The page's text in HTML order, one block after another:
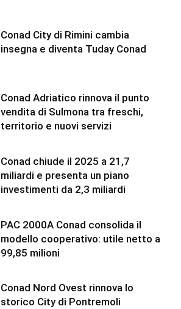
Conad City di Rimini cambia
insegna e diventa Tuday Conad
Conad Adriatico rinnova il punto
vendita di Sulmona tra freschi,
territorio e nuovi servizi
Conad chiude il 2025 a 21,7
miliardi e presenta un piano
investimenti da 2,3 miliardi
PAC 2000A Conad consolida il
modello cooperativo: utile netto a
99,85 milioni
Conad Nord Ovest rinnova lo
storico City di Pontremoli